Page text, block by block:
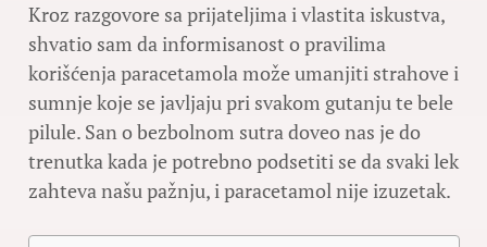
Kroz razgovore sa prijateljima i vlastita iskustva,
shvatio sam da informisanost o pravilima
korišćenja paracetamola može umanjiti strahove i
sumnje koje se javljaju pri svakom gutanju te bele
pilule. San o bezbolnom sutra doveo nas je do
trenutka kada je potrebno podsetiti se da svaki lek
zahteva našu pažnju, i paracetamol nije izuzetak.